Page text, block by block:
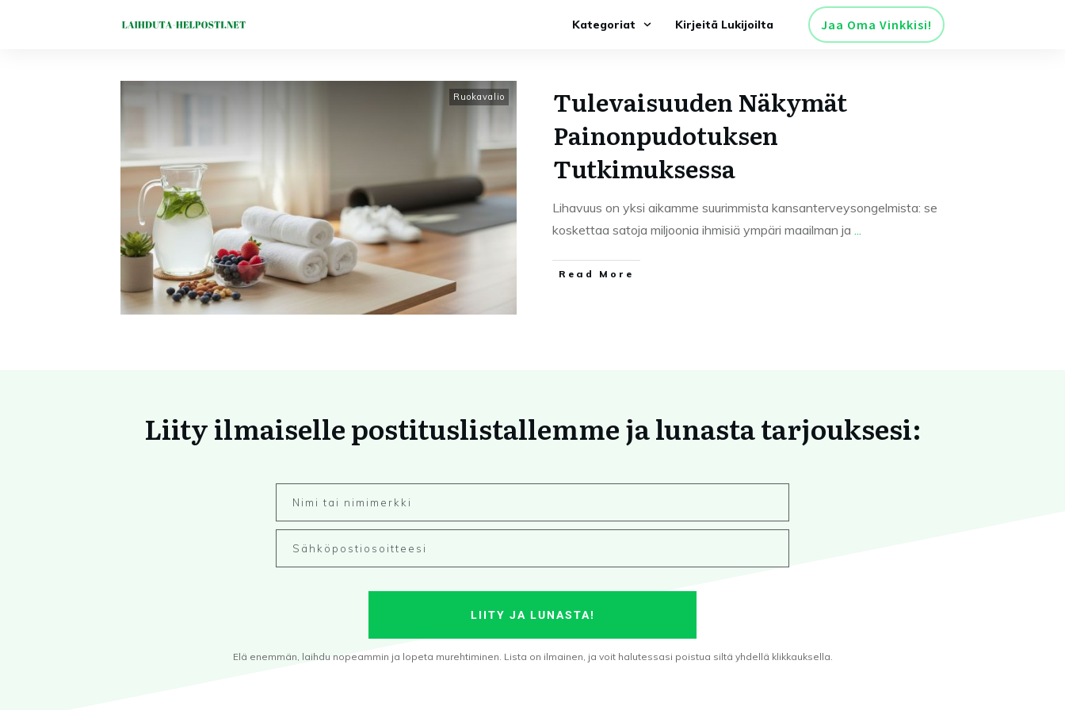
Kategoriat Kirjeitä Lukijoilta Jaa Oma Vinkkisi!
Ruokavalio
Tulevaisuuden Näkymät
Painonpudotuksen
Tutkimuksessa
Lihavuus on yksi aikamme suurimmista kansanterveysongelmista: se
koskettaa satoja miljoonia ihmisiä ympäri maailman ja ...
Read More
Liity ilmaiselle postituslistallemme ja lunasta tarjouksesi:
LIITY JA LUNASTA!
Elä enemmän, laihdu nopeammin ja lopeta murehtiminen. Lista on ilmainen, ja voit halutessasi poistua siltä yhdellä klikkauksella.